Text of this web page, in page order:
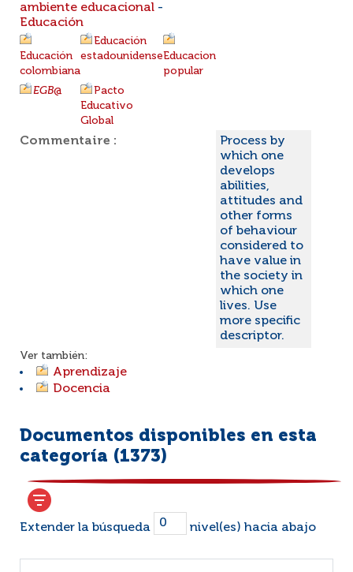
ambiente educacional -
Educación
Educación
colombiana
Educación
estadounidenseEducacion
popular
EGB@
Pacto
Educativo
Global
Commentaire :
Process by
which one
develops
abilities,
attitudes and
other forms
of behaviour
considered to
have value in
the society in
which one
lives. Use
more specific
descriptor.
Ver también:
Aprendizaje
Docencia
Documentos disponibles en esta
categoría (1373)
Extender la búsqueda nivel(es) hacia abajo